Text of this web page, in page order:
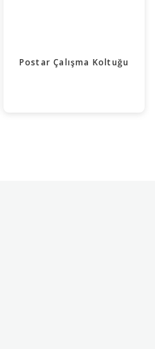
Postar Çalışma Koltuğu